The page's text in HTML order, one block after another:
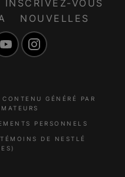
INSCRIVEZ-VOUS
NOUVELLES
YouTube
GÉNÉRÉ PAR
PERSONNELS
DE NESTLÉ